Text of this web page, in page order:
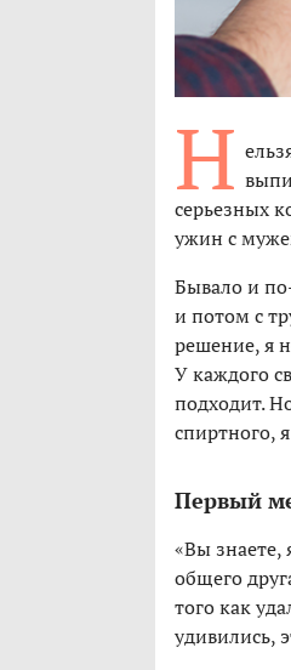
Н
серьезных
ужин с
Бывало и
и потом с
решение, я
У каждого
подходит.
спиртного,
Первый
«Вы
общего
того как
удивились,